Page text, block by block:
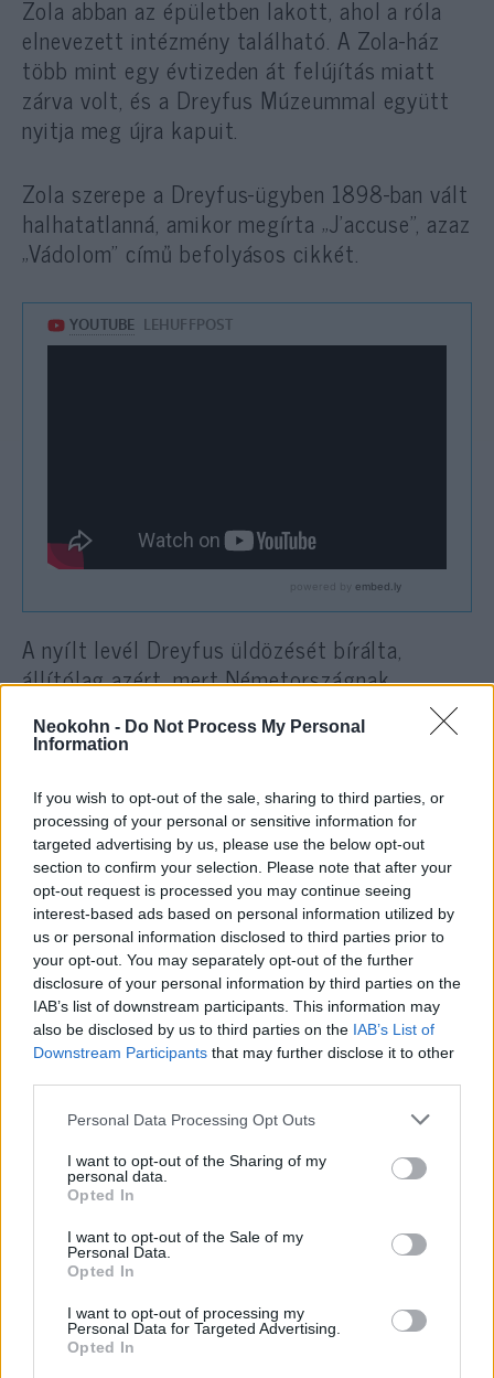
Neokohn - Do Not Process My Personal
Information
If you wish to opt-out of the sale, sharing to third parties, or
processing of your personal or sensitive information for
targeted advertising by us, please use the below opt-out
section to confirm your selection. Please note that after your
opt-out request is processed you may continue seeing
interest-based ads based on personal information utilized by
us or personal information disclosed to third parties prior to
your opt-out. You may separately opt-out of the further
disclosure of your personal information by third parties on the
IAB’s list of downstream participants. This information may
also be disclosed by us to third parties on the IAB’s List of
Downstream Participants that may further disclose it to other
Please note that this website/app uses one or more Google
not limited to your visit or usage behaviour. You may click to
grant or deny consent to Google and its third-party tags to
use your data for below specified purposes in below Google
consent section.
Personal Data Processing Opt Outs
I want to opt-out of the Sharing of my
personal data.
Opted In
I want to opt-out of the Sale of my
Personal Data.
Opted In
I want to opt-out of processing my
Personal Data for Targeted Advertising.
Opted In
Zola abban az épületben lakott, ahol a róla
elnevezett intézmény található. A Zola-ház
több mint egy évtizeden át felújítás miatt
zárva volt, és a Dreyfus Múzeummal együtt
nyitja meg újra kapuit.
Zola szerepe a Dreyfus-ügyben 1898-ban vált
halhatatlanná, amikor megírta „J’accuse”, azaz
„Vádolom” című befolyásos cikkét.
A nyílt levél Dreyfus üldözését bírálta,
állítólag azért, mert Németországnak
kémkedett Franciaország után; a kapitányt,
írta Zola, azért vonták felelősségre és ítélték
volt. (A cikk megjelenését követően Zolát
rágalmazás miatt bíróság elé állították, majd
elmenekült az országból, és száműzetésben
élte le hátralévő éveit).
A per még szélesebb körű
következményekkel járt a zsidó gondolkodás
következő évszázadára nézve: Theodore
Herzl, akit sokan a modern szekuláris
cionizmus atyjának tartanak újságíróként
nevezte azt az asszimilációs zsidóból
cionistává váló ideológiai fejlődésében.
A Zola-ház és a Dreyfus Múzeum október 28-
án nyitja meg kapuit a nagyközönség előtt –
számolt be a CNews. A Zola-ház felújítása és
a múzeum megnyitása legalább 6 millió
dollárba került, amely nagyrészt kormányzati